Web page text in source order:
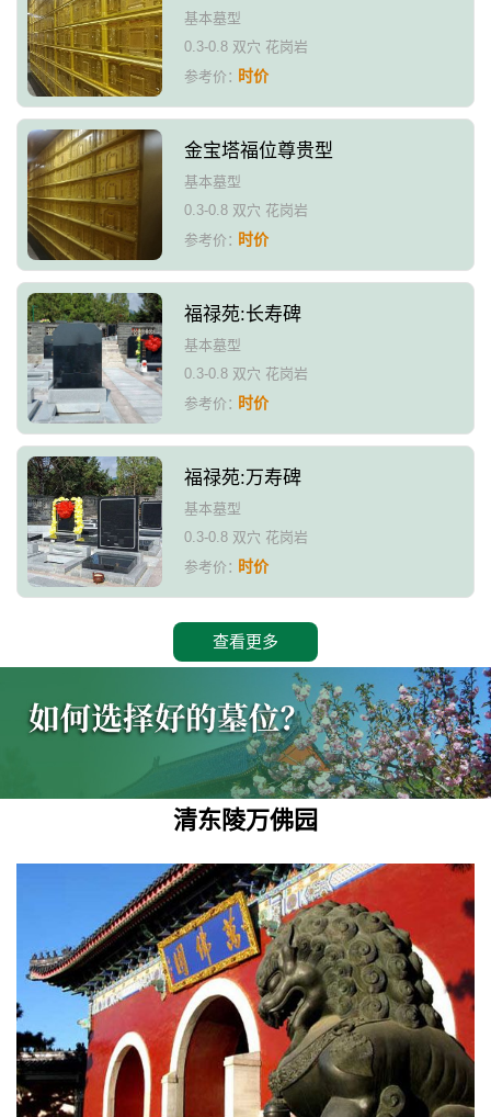
基本墓型
0.3-0.8 双穴 花岗岩
参考价：时价
金宝塔福位尊贵型
基本墓型
0.3-0.8 双穴 花岗岩
参考价：时价
福禄苑:长寿碑
基本墓型
0.3-0.8 双穴 花岗岩
参考价：时价
福禄苑:万寿碑
基本墓型
0.3-0.8 双穴 花岗岩
参考价：时价
查看更多
清东陵万佛园